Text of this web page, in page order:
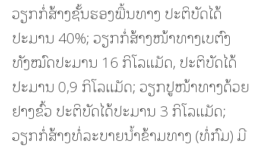
ວຽກກໍ່ສ້າງຊັ້ນຮອງພື້ນທາງ ປະຕິບັດໄດ້
ປະມານ 40%; ວຽກກໍ່ສ້າງໜ້າທາງເບຕົງ
ທັງໝົດປະມານ 16 ກິໂລແມັດ, ປະຕິບັດໄດ້
ປະມານ 0,9 ກິໂລແມັດ; ວຽກປູໜ້າທາງດ້ວຍ
ຢາງຂົ້ວ ປະຕິບັດໄດ້ປະມານ 3 ກິໂລແມັດ;
ວຽກກໍ່ສ້າງທໍ່ລະບາຍນໍ້າຂ້າມທາງ (ທໍ່ກົມ) ມີ